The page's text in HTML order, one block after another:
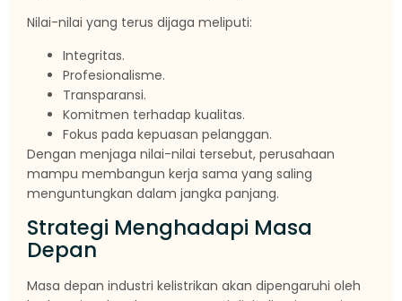
Nilai-nilai yang terus dijaga meliputi:
Integritas.
Profesionalisme.
Transparansi.
Komitmen terhadap kualitas.
Fokus pada kepuasan pelanggan.
Dengan menjaga nilai-nilai tersebut, perusahaan
mampu membangun kerja sama yang saling
menguntungkan dalam jangka panjang.
Strategi Menghadapi Masa
Depan
Masa depan industri kelistrikan akan dipengaruhi oleh